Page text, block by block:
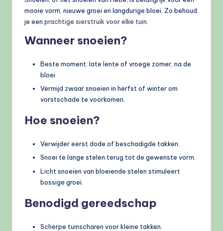
mooie vorm, nieuwe groei en langdurige bloei. Zo behoud
je een prachtige sierstruik voor elke tuin
Wanneer snoeien?
Beste moment: late lente of vroege zomer, na de
bloei.
Vermijd zwaar snoeien in herfst of winter om
vorstschade te voorkomen.
Hoe snoeien?
Verwijder eerst dode of beschadigde takken.
Snoei te lange stelen terug tot de gewenste vorm.
Licht snoeien van bloeiende stelen stimuleert
bossige groei.
Benodigd gereedschap
Scherpe tuinscharen voor kleine takken.